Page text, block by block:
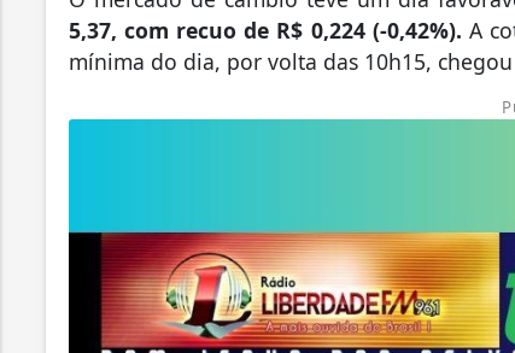
5,37, com recuo de R$ 0,224 (-0,42%). A
mínima do dia, por volta das 10h15, chegou